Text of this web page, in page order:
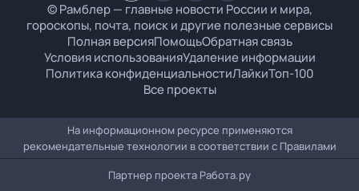
© Рамблер — главные новости России и мира,
гороскопы, почта, поиск и другие полезные сервисы
Полная версияПомощьОбратная связь
Условия использованияУдаление информации
Политика конфиденциальностиЛайкиТоп-100
Все проекты
На информационном ресурсе применяются
рекомендательные технологии в соответствии с Правилами
Партнер проекта Работа.ру